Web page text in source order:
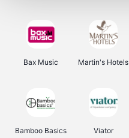
Bax Music Martin's Hotels
Bamboo Basics Viator